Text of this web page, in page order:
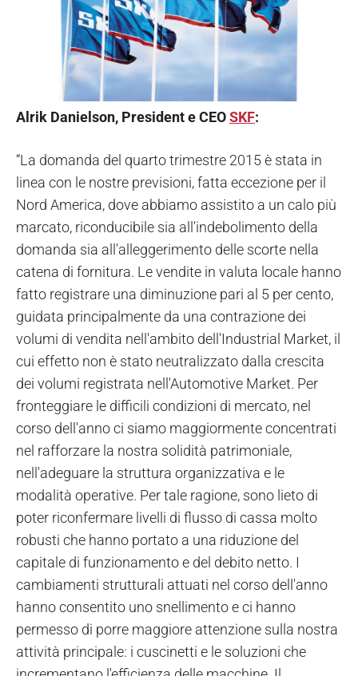
Alrik Danielson, President e CEOSKF:
“La domanda del quarto trimestre 2015 è stata in
linea con le nostre previsioni, fatta eccezione per il
Nord America, dove abbiamo assistito a un calo più
marcato, riconducibile sia all'indebolimento della
domanda sia all'alleggerimento delle scorte nella
catena di fornitura. Le vendite in valuta locale hanno
fatto registrare una diminuzione pari al 5 per cento,
guidata principalmente da una contrazione dei
volumi di vendita nell'ambito dell'Industrial Market, il
cui effetto non è stato neutralizzato dalla crescita
dei volumi registrata nell'Automotive Market. Per
fronteggiare le difficili condizioni di mercato, nel
corso dell'anno ci siamo maggiormente concentrati
nel rafforzare la nostra solidità patrimoniale,
nell'adeguare la struttura organizzativa e le
modalità operative. Per tale ragione, sono lieto di
poter riconfermare livelli di flusso di cassa molto
robusti che hanno portato a una riduzione del
capitale di funzionamento e del debito netto. I
cambiamenti strutturali attuati nel corso dell'anno
hanno consentito uno snellimento e ci hanno
permesso di porre maggiore attenzione sulla nostra
attività principale: i cuscinetti e le soluzioni che